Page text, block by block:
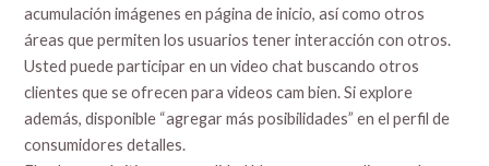
acumulación imágenes en página de inicio, así como otros
áreas que permiten los usuarios tener interacción con otros.
Usted puede participar en un video chat buscando otros
clientes que se ofrecen para videos cam bien. Si explore
además, disponible “agregar más posibilidades” en el perfil de
consumidores detalles.